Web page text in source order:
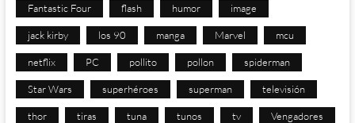
Fantastic Four flash humor image
jack kirby los 90 manga Marvel mcu
netflix PC pollito pollon spiderman
Star Wars superhéroes superman televisión
thor tiras tuna tunos tv Vengadores